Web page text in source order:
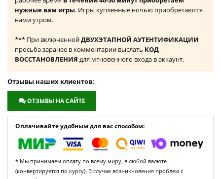
нужные вам игры. Игры купленные ночью приобретаются
нами утром.
*** При включеннойДВУХЭТАПНОЙ АУТЕНТИФИКАЦИИ
просьба заранее в комментарии выслать КОД
ВОССТАНОВЛЕНИЯ для мгновенного входа в аккаунт.
Отзывы наших клиентов:
ОТЗЫВЫ НА САЙТЕ
Оплачивайте удобным для вас способом:
* Мы принимаем оплату по всему миру, в любой валюте
(конвертируется по курсу). В случае возникновения проблем с